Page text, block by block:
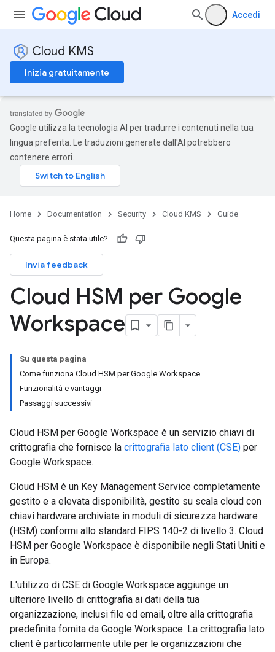
Accedi
Cloud KMS
Inizia gratuitamente
Google utilizza la tecnologia AI per tradurre i contenuti nella tua
lingua preferita. Le traduzioni generate dall'AI potrebbero
contenere errori.
Home Documentation Security Cloud KMS Guide
Questa pagina è stata utile?
Invia feedback
Cloud HSM per Google
Workspace
Su questa pagina
Come funziona Cloud HSM per Google Workspace
Funzionalità e vantaggi
Passaggi successivi
Cloud HSM per Google Workspace è un servizio chiavi di
crittografia che fornisce la crittografia lato client (CSE) per
Google Workspace.
Cloud HSM è un Key Management Service completamente
gestito e a elevata disponibilità, gestito su scala cloud con
chiavi hardware archiviate in moduli di sicurezza hardware
(HSM) conformi allo standard FIPS 140-2 di livello 3. Cloud
HSM per Google Workspace è disponibile negli Stati Uniti e
in Europa.
L'utilizzo di CSE di Google Workspace aggiunge un
ulteriore livello di crittografia ai dati della tua
organizzazione, inclusi file ed email, oltre alla crittografia
predefinita fornita da Google Workspace. La crittografia lato
client è particolarmente utile per le organizzazioni che